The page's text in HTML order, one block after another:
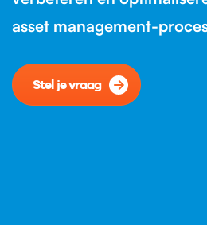
asset management-
Stel je vraag